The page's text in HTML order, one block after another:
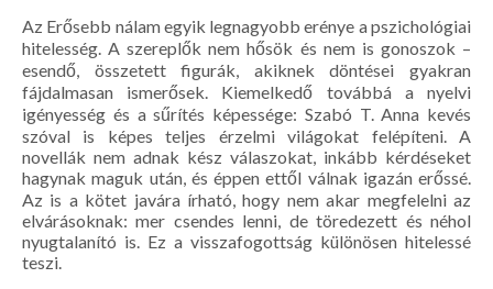
Az Erősebb nálamegyik legnagyobb erénye a pszichológiai
hitelesség. A szereplők nem hősök és nem is gonoszok –
esendő, összetett figurák, akiknek döntései gyakran
fájdalmasan ismerősek. Kiemelkedő továbbá a nyelvi
igényesség és a sűrítés képessége: Szabó T. Anna kevés
szóval is képes teljes érzelmi világokat felépíteni. A
novellák nem adnak kész válaszokat, inkább kérdéseket
hagynak maguk után, és éppen ettől válnak igazán erőssé.
Az is a kötet javára írható, hogy nem akar megfelelni az
elvárásoknak: mer csendes lenni, de töredezett és néhol
nyugtalanító is. Ez a visszafogottság különösen hitelessé
teszi.